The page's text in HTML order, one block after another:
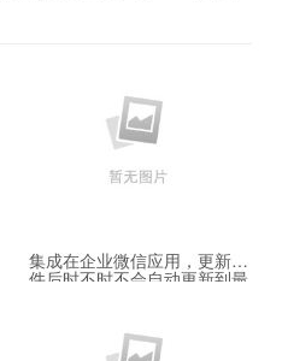
集成在企业微信应用，更新文
件后时不时不会自动更新到最